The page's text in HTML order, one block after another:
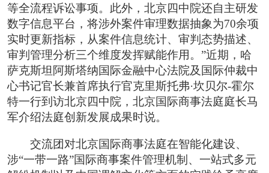
等全流程诉讼事项。此外，北京四中院还自主研发
数字信息平台，将涉外案件审理数据抽象为70余项
实时更新指标，从案件信息统计、审判态势描述、
审判管理分析三个维度发挥赋能作用。”近期，哈
萨克斯坦阿斯塔纳国际金融中心法院及国际仲裁中
心书记官长兼首席执行官克里斯托弗·坎贝尔-霍尔
特一行到访北京四中院，北京国际商事法庭庭长马
军介绍法庭创新发展成果时说。
交流团对北京国际商事法庭在智能化建设、
涉“一带一路”国际商事案件管理机制、一站式多元